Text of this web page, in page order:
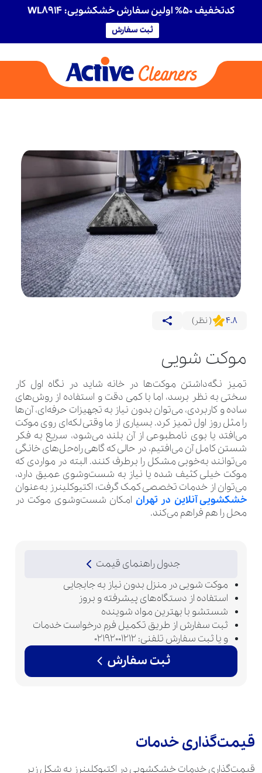
کدتخفیف 50% اولین سفارش خشکشویی: WL8914
ثبت سفارش
موکت شویی
تمیز نگه‌داشتن موکت‌ها در خانه شاید در نگاه اول کار
سختی به نظر برسد، اما با کمی دقت و استفاده از روش‌های
ساده و کاربردی، می‌توان بدون نیاز به تجهیزات حرفه‌ای، آن‌ها
را مثل روز اول تمیز کرد. بسیاری از ما وقتی لکه‌ای روی موکت
می‌افتد یا بوی نامطبوعی از آن بلند می‌شود، سریع به فکر
شستن کامل آن می‌افتیم، در حالی که گاهی راه‌حل‌های خانگی
می‌توانند به‌خوبی مشکل را برطرف کنند. البته در مواردی که
موکت خیلی کثیف شده یا نیاز به شست‌وشوی عمیق دارد،
می‌توان از خدمات تخصصی کمک گرفت؛ اکتیوکلینرز به‌عنوان
خشکشویی آنلاین در تهران امکان شست‌وشوی موکت در
محل را هم فراهم می‌کند.
4.8 ( نظر)
جدول راهنمای قیمت
موکت شویی در منزل بدون نیاز به جابجایی
استفاده از دستگاه‌های پیشرفته و بروز
شستشو با بهترین مواد شوینده
ثبت سفارش از طریق تکمیل فرم درخواست خدمات
و یا ثبت سفارش تلفنی: 02192001212
ثبت سفارش
قیمت‌گذاری خدمات
قیمت‌گذاری خدمات خشکشویی در اکتیوکلینرز به شکل زیر